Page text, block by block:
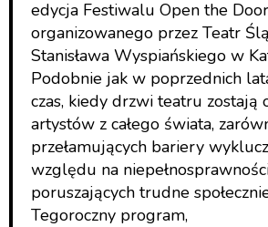
RECENZJE SPEKTAKLI
edycja Festiwalu Open the
organizowanego przez Teatr
Stanisława Wyspiańskiego w
Podobnie jak w poprzednich
czas, kiedy drzwi teatru zostają
artystów z całego świata,
przełamujących bariery
względu na
poruszających trudne
Tegoroczny program,